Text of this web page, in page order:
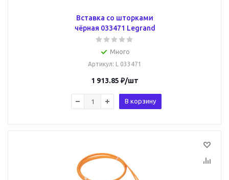
Вставка со шторками
чёрная 033471 Legrand
Много
Артикул: L 033471
1 913.85 ₽/шт
В корзину